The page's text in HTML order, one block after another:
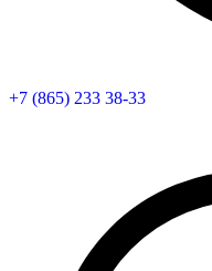
+7 (865) 233 38-33